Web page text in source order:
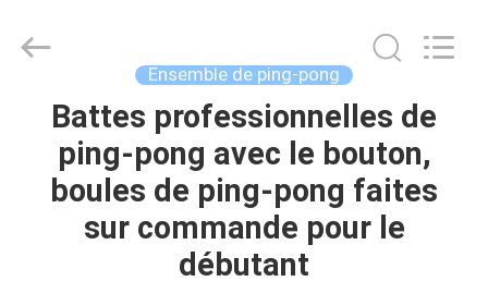
MAISON
Dunya
Sports
Ensemble de ping-pong
Battes professionnelles de
ping-pong avec le bouton,
boules de ping-pong faites
sur commande pour le
débutant